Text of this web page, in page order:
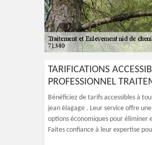
TARIFICATIONS
PROFESSIONNEL
Bénéficiez de tarifs accessibles à
jean élagage . Leur service offre
options économiques pour éliminer
Faites confiance à leur expertise